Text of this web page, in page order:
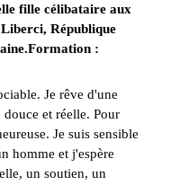
fille célibataire aux
République
:
Je rêve d'une
et réelle. Pour
Je suis sensible
homme et j'espère
un soutien, un